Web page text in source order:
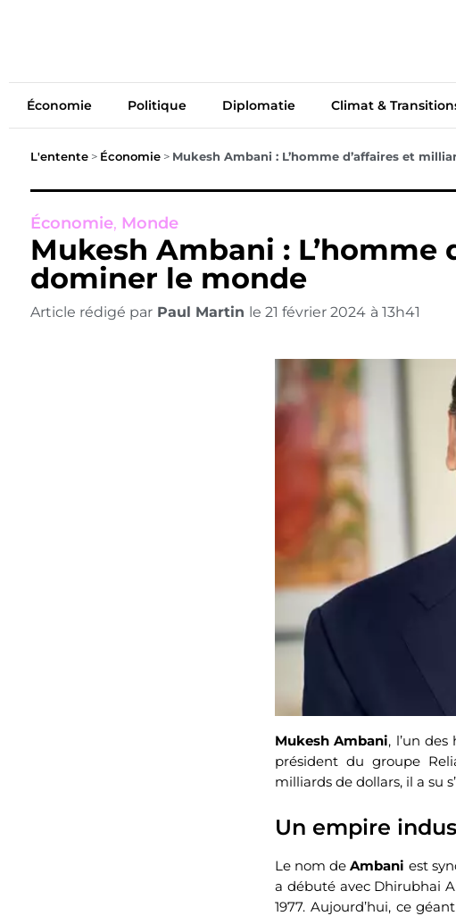
Économie Politique Diplomatie Climat &
L'entente> Économie> Mukesh Ambani : L’homme d’affaires et
Économie, Monde
Mukesh Ambani :
dominer le monde
Article rédigé par Paul Martin le 21 février 2024 à 13h41
Mukesh Ambani, l’un
président du groupe
milliards de dollars, il a su
Un empire
Le nom deAmbani est
a débuté avec Dhirubhai
1977. Aujourd’hui, ce